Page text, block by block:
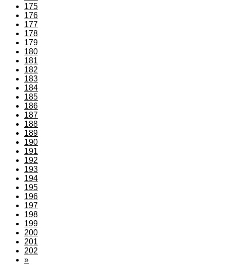
175
176
177
178
179
180
181
182
183
184
185
186
187
188
189
190
191
192
193
194
195
196
197
198
199
200
201
202
»